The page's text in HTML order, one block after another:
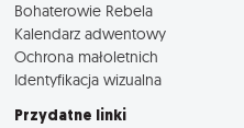
Bohaterowie Rebela
Kalendarz adwentowy
Ochrona małoletnich
Identyfikacja wizualna
Przydatne linki